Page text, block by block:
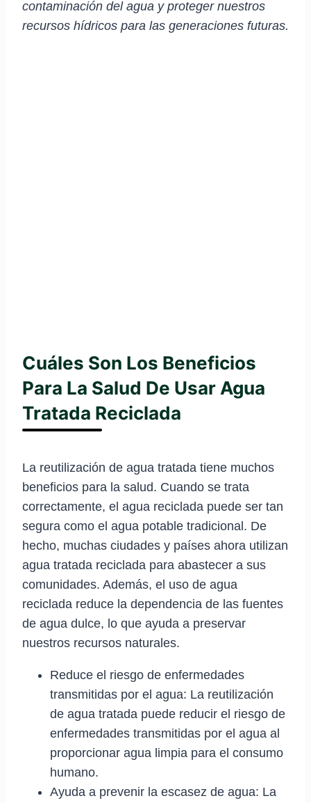
contaminación del agua y proteger nuestros
recursos hídricos para las generaciones futuras.
Cuáles Son Los Beneficios
Para La Salud De Usar Agua
Tratada Reciclada
La reutilización de agua tratada tiene muchos
beneficios para la salud. Cuando se trata
correctamente, el agua reciclada puede ser tan
segura como el agua potable tradicional. De
hecho, muchas ciudades y países ahora utilizan
agua tratada reciclada para abastecer a sus
comunidades. Además, el uso de agua
reciclada reduce la dependencia de las fuentes
de agua dulce, lo que ayuda a preservar
nuestros recursos naturales.
Reduce el riesgo de enfermedades
transmitidas por el agua: La reutilización
de agua tratada puede reducir el riesgo de
enfermedades transmitidas por el agua al
proporcionar agua limpia para el consumo
humano.
Ayuda a prevenir la escasez de agua: La